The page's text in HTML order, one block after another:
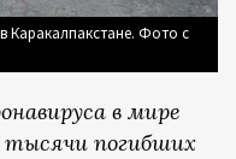
Каракалпакстане. Фото с
в мире
тысячи погибших